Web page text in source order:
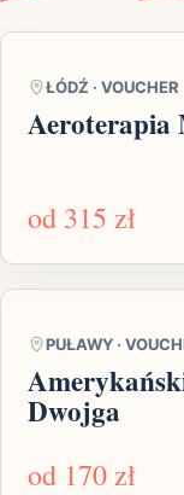
ŁÓDŹ · VOUCHER
Aeroterapia
od 315 zł
PUŁAWY ·
Dwojga
od 170 zł